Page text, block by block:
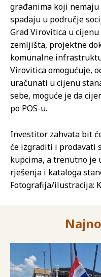
građanima koji
spadaju u područje
Grad Virovitica u
zemljišta, projektne
komunalne
Virovitica omogućuje,
uračunati u cijenu
sebe, moguće je da
po POS-u.
Investitor zahvata bit
će izgraditi i prodavati
kupcima, a trenutno je
rješenja i kataloga
Fotografija/ilustracija: